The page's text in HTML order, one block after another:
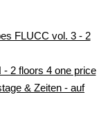
FLUCC vol. 3 - 2
2 floors 4 one price
& Zeiten - auf